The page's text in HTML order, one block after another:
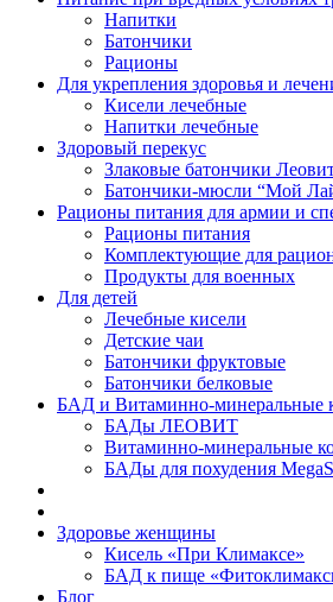
Напитки
Батончики
Рационы
Для укрепления здоровья и
Кисели лечебные
Напитки лечебные
Здоровый перекус
Злаковые батончики
Батончики-мюсли “Мой
Рационы питания для армии и
Рационы питания
Комплектующие для
Продукты для военных
Для детей
Лечебные кисели
Детские чаи
Батончики фруктовые
Батончики белковые
БАД и Витаминно-минеральные
БАДы ЛЕОВИТ
Витаминно-минеральные
БАДы для похудения
Здоровье женщины
Кисель «При Климаксе»
БАД к пище
Блог